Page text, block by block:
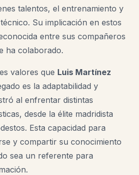
talentos, el entrenamiento y
Su implicación en estos
entre sus compañeros
ha colaborado.
valores que Luis Martínez
es la adaptabilidad y
al enfrentar distintas
desde la élite madridista
Esta capacidad para
y compartir su conocimiento
sea un referente para